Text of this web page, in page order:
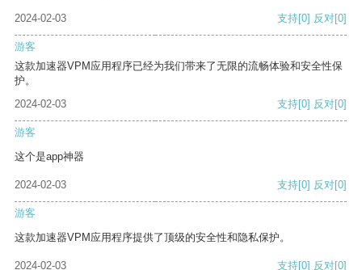
2024-02-03 支持[0] 反对[0]
游客
这款加速器VPM应用程序已经为我们带来了无限的流畅体验和安全性保
护。
2024-02-03
支持[0] 反对[0]
游客
这个是app神器
2024-02-03 支持[0] 反对[0]
游客
这款加速器VPM应用程序提供了顶级的安全性和隐私保护。
2024-02-03 支持[0] 反对[0]